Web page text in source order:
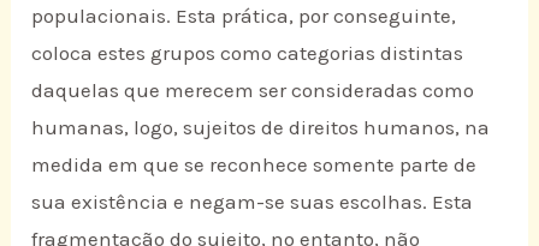
populacionais. Esta prática, por conseguinte,
coloca estes grupos como categorias distintas
daquelas que merecem ser consideradas como
humanas, logo, sujeitos de direitos humanos, na
medida em que se reconhece somente parte de
sua existência e negam-se suas escolhas. Esta
fragmentação do sujeito, no entanto, não